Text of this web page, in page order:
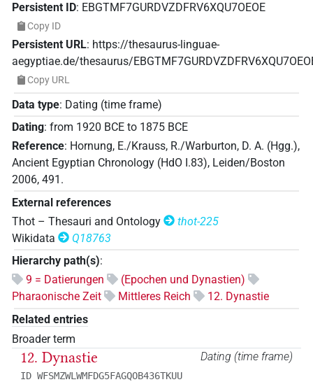
Persistent ID: EBGTMF7GURDVZDFRV6XQU7OEOE
Copy ID
Persistent URL: https://thesaurus-linguae-
aegyptiae.de/thesaurus/
Copy URL
Data type: Dating (time frame)
Dating: from 1920 BCE to 1875 BCE
Reference: Hornung, E./Krauss, R./Warburton, D. A. (Hgg.),
Ancient Egyptian Chronology (HdO I.83), Leiden/Boston
2006, 491.
External references
Thot – Thesauri and Ontology
thot-225
Wikidata
Q18763
Hierarchy path(s):
9 = Datierungen
(Epochen und Dynastien)
Pharaonische Zeit
Mittleres Reich
12. Dynastie
Related entries
Broader term
Dating (time frame)
12. Dynastie
ID WFSMZWLWMFDG5FAGQOB436TKUU